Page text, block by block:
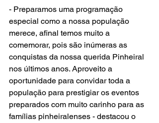
- Preparamos uma programação
especial como a nossa população
merece, afinal temos muito a
comemorar, pois são inúmeras as
conquistas da nossa querida Pinheiral
nos últimos anos. Aproveito a
oportunidade para convidar toda a
população para prestigiar os eventos
preparados com muito carinho para as
famílias pinheiralenses - destacou o